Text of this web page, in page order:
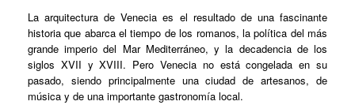
La arquitectura de Venecia es el resultado de una fascinante
historia que abarca el tiempo de los romanos, la política del más
grande imperio del Mar Mediterráneo, y la decadencia de los
siglos XVII y XVIII. Pero Venecia no está congelada en su
pasado, siendo principalmente una ciudad de artesanos, de
música y de una importante gastronomía local.